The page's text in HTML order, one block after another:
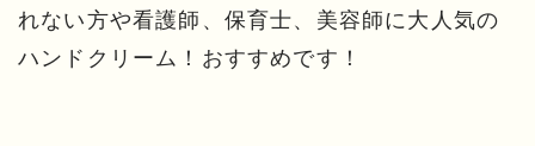
れない方や看護師、保育士、美容師に大人気の
ハンドクリーム！おすすめです！